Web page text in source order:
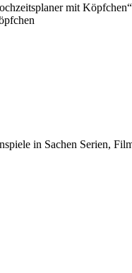
mit
in Sachen Serien,